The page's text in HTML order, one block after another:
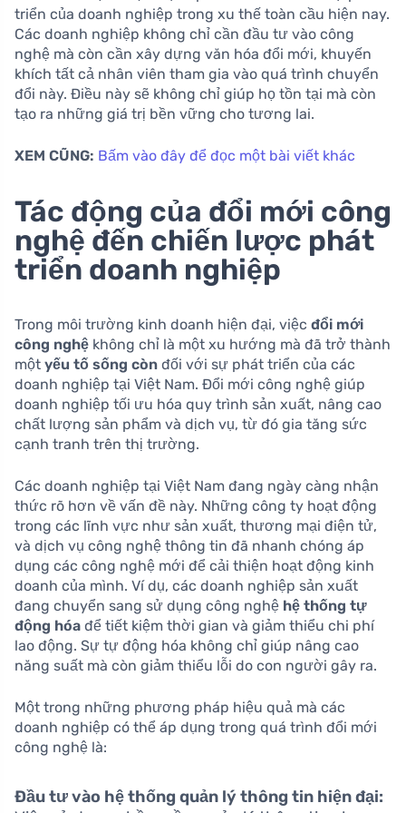
triển của doanh nghiệp trong xu thế toàn cầu hiện nay.
Các doanh nghiệp không chỉ cần đầu tư vào công
nghệ mà còn cần xây dựng văn hóa đổi mới, khuyến
khích tất cả nhân viên tham gia vào quá trình chuyển
đổi này. Điều này sẽ không chỉ giúp họ tồn tại mà còn
tạo ra những giá trị bền vững cho tương lai.
XEM CŨNG: Bấm vào đây để đọc một bài viết khác
Tác động của đổi mới công
nghệ đến chiến lược phát
triển doanh nghiệp
Trong môi trường kinh doanh hiện đại, việc đổi mới
công nghệ không chỉ là một xu hướng mà đã trở thành
một yếu tố sống còn đối với sự phát triển của các
doanh nghiệp tại Việt Nam. Đổi mới công nghệ giúp
doanh nghiệp tối ưu hóa quy trình sản xuất, nâng cao
chất lượng sản phẩm và dịch vụ, từ đó gia tăng sức
cạnh tranh trên thị trường.
Các doanh nghiệp tại Việt Nam đang ngày càng nhận
thức rõ hơn về vấn đề này. Những công ty hoạt động
trong các lĩnh vực như sản xuất, thương mại điện tử,
và dịch vụ công nghệ thông tin đã nhanh chóng áp
dụng các công nghệ mới để cải thiện hoạt động kinh
doanh của mình. Ví dụ, các doanh nghiệp sản xuất
đang chuyển sang sử dụng công nghệ hệ thống tự
động hóa để tiết kiệm thời gian và giảm thiểu chi phí
lao động. Sự tự động hóa không chỉ giúp nâng cao
năng suất mà còn giảm thiểu lỗi do con người gây ra.
Một trong những phương pháp hiệu quả mà các
doanh nghiệp có thể áp dụng trong quá trình đổi mới
công nghệ là:
Đầu tư vào hệ thống quản lý thông tin hiện đại: